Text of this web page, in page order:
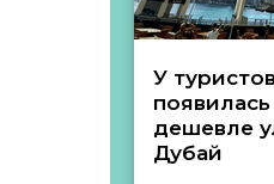
У
дешевле
Дубай